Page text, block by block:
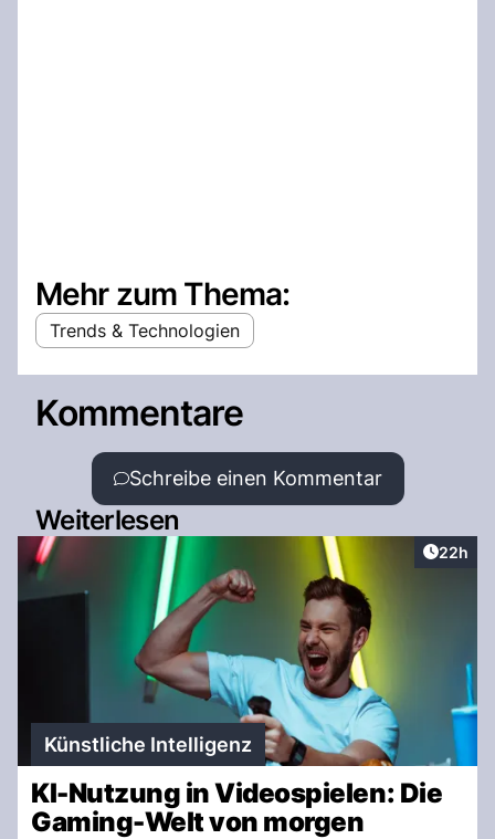
Mehr zum Thema:
Trends & Technologien
Kommentare
Schreibe einen Kommentar
Weiterlesen
Artikel
22h
Künstliche Intelligenz
KI-Nutzung in Videospielen: Die
Gaming-Welt von morgen